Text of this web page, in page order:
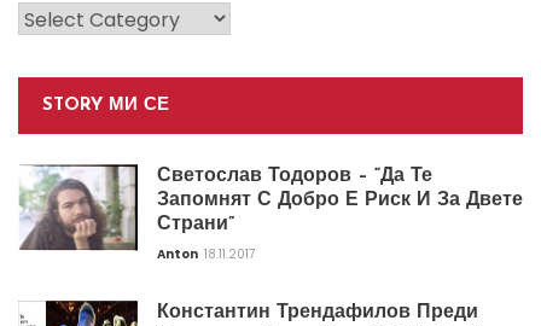
Категории
STORY МИ СЕ
Светослав Тодоров – “Да Те
Запомнят С Добро Е Риск И За Двете
Страни”
Anton 18.11.2017
Константин Трендафилов Преди